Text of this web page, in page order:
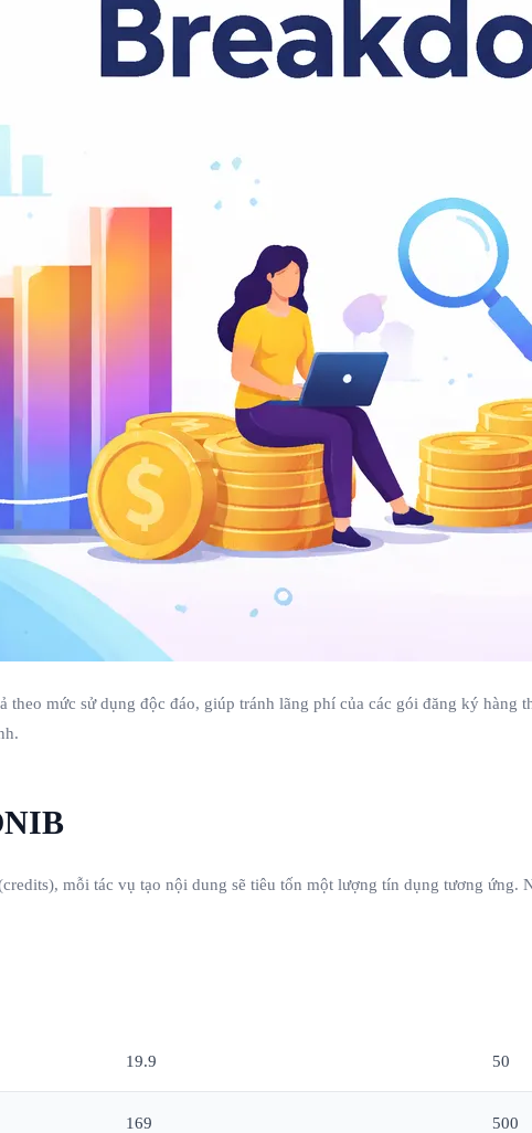
theo mức sử dụng độc đáo, giúp tránh lãng phí của các gói đăng ký
mỗi tác vụ tạo nội dung sẽ tiêu tốn một lượng tín dụng tương
19.9 50
169 500